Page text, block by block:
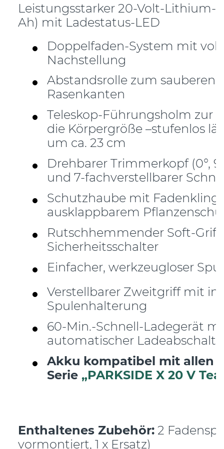
Leistungsstarker 20-Volt-Lithium-
Ah) mit Ladestatus-LED
Doppelfaden-System mit
Nachstellung
Abstandsrolle zum sauberen
Rasenkanten
Teleskop-Führungsholm zur
die Körpergröße –stufenlos
um ca. 23 cm
Drehbarer Trimmerkopf (0°,
und 7-fachverstellbarer
Schutzhaube mit
ausklappbarem
Rutschhemmender Soft-
Sicherheitsschalter
Einfacher, werkzeugloser
Verstellbarer Zweitgriff mit
Spulenhalterung
60-Min.-Schnell-Ladegerät
automatischer
Akku kompatibel mit allen
Serie „PARKSIDE X 20 V
Enthaltenes Zubehör: 2
vormontiert, 1 x Ersatz)